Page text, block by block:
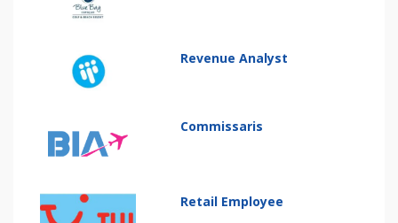
Revenue Analyst
Commissaris
Retail Employee